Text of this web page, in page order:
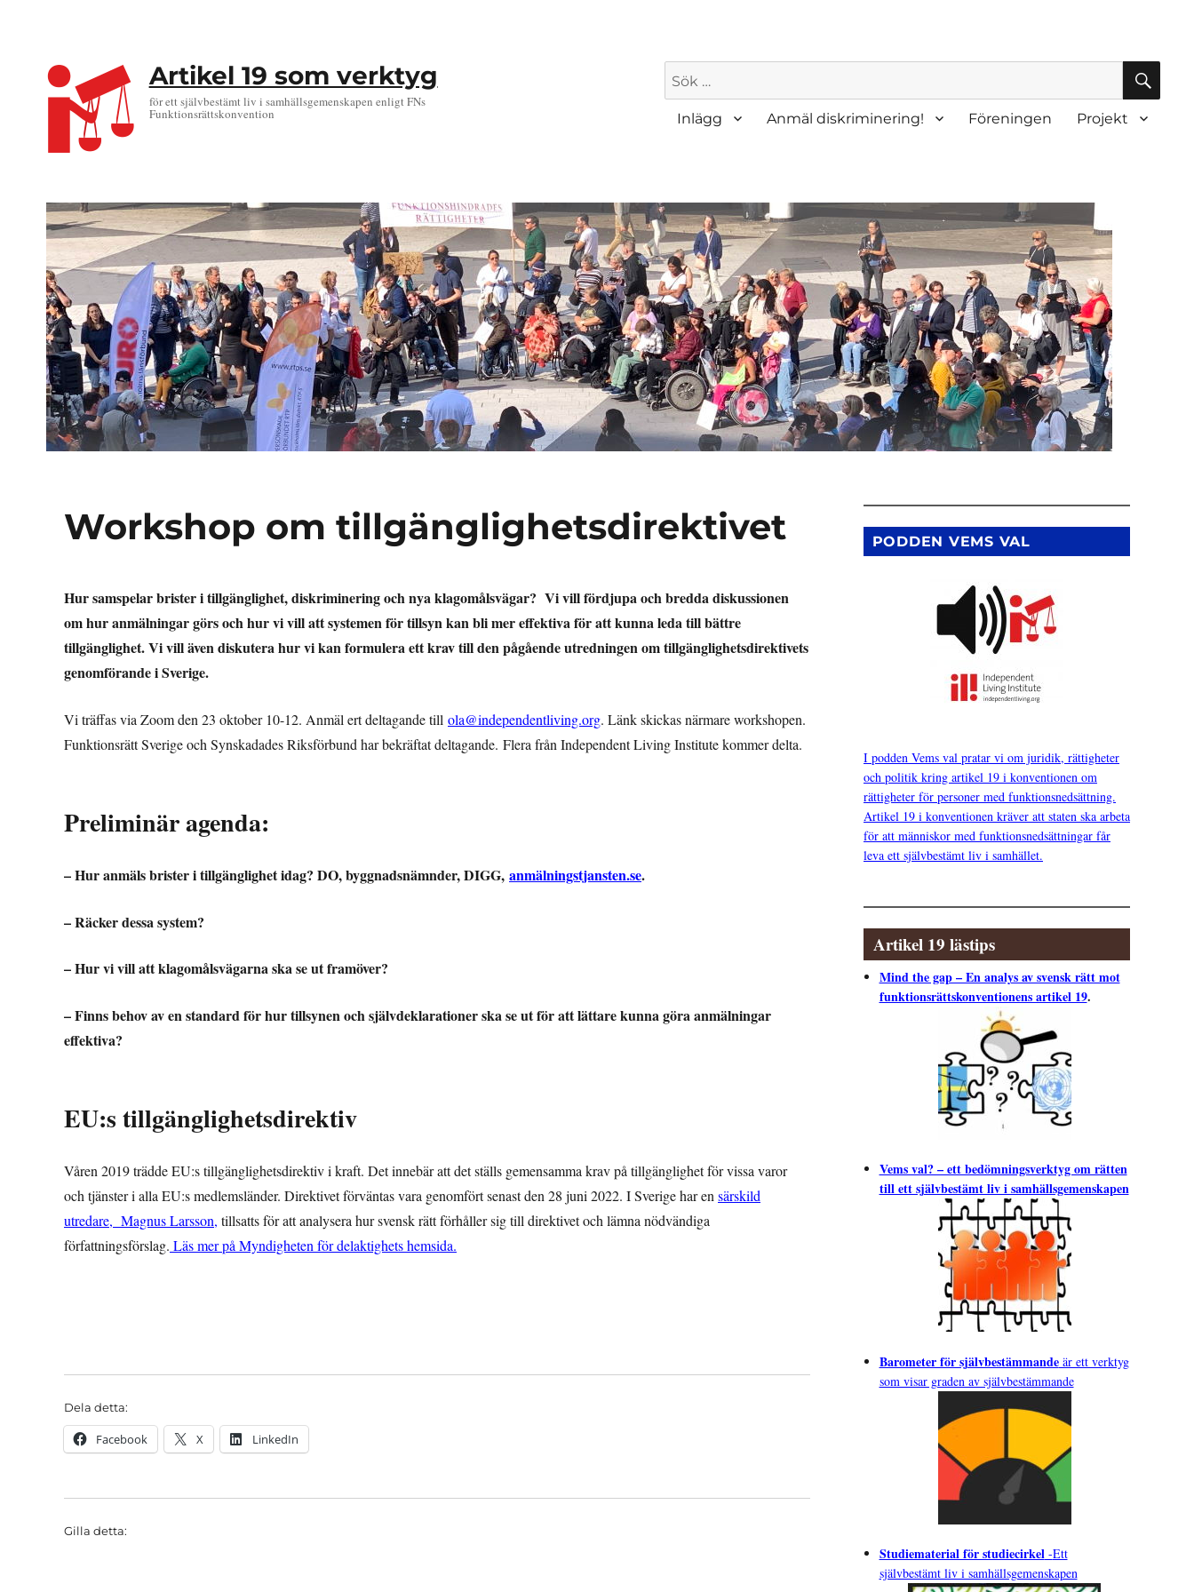
Artikel 19 som verktyg
för ett självbestämt liv i samhällsgemenskapen enligt FNs
Funktionsrättskonvention
Sök
efter:
SÖK
Inlägg Anmäl diskriminering! Föreningen Projekt
Workshop om tillgänglighetsdirektivet
Hur samspelar brister i tillgänglighet, diskriminering och nya klagomålsvägar? Vi vill fördjupa och bredda diskussionen
om hur anmälningar görs och hur vi vill att systemen för tillsyn kan bli mer effektiva för att kunna leda till bättre
tillgänglighet. Vi vill även diskutera hur vi kan formulera ett krav till den pågående utredningen om tillgänglighetsdirektivets
genomförande i Sverige.
Vi träffas via Zoom den 23 oktober 10-12. Anmäl ert deltagande till ola@independentliving.org. Länk skickas närmare workshopen.
Funktionsrätt Sverige och Synskadades Riksförbund har bekräftat deltagande. Flera från Independent Living Institute kommer delta.
Preliminär agenda:
– Hur anmäls brister i tillgänglighet idag? DO, byggnadsnämnder, DIGG, anmälningstjansten.se.
– Räcker dessa system?
– Hur vi vill att klagomålsvägarna ska se ut framöver?
– Finns behov av en standard för hur tillsynen och självdeklarationer ska se ut för att lättare kunna göra anmälningar
effektiva?
EU:s tillgänglighetsdirektiv
Våren 2019 trädde EU:s tillgänglighetsdirektiv i kraft. Det innebär att det ställs gemensamma krav på tillgänglighet för vissa varor
och tjänster i alla EU:s medlemsländer. Direktivet förväntas vara genomfört senast den 28 juni 2022. I Sverige har en särskild
utredare, Magnus Larsson, tillsatts för att analysera hur svensk rätt förhåller sig till direktivet och lämna nödvändiga
författningsförslag. Läs mer på Myndigheten för delaktighets hemsida.
Dela detta:
Facebook X LinkedIn
Gilla detta:
PODDEN VEMS VAL
I podden Vems val pratar vi om juridik, rättigheter
och politik kring artikel 19 i konventionen om
rättigheter för personer med funktionsnedsättning.
Artikel 19 i konventionen kräver att staten ska arbeta
för att människor med funktionsnedsättningar får
leva ett självbestämt liv i samhället.
Artikel 19 lästips
Mind the gap – En analys av svensk rätt mot
funktionsrättskonventionens artikel 19.
Vems val? – ett bedömningsverktyg om rätten
till ett självbestämt liv i samhällsgemenskapen
Barometer för självbestämmandeär ett verktyg
som visar graden av självbestämmande
Studiematerial för studiecirkel-Ett
självbestämt liv i samhällsgemenskapen